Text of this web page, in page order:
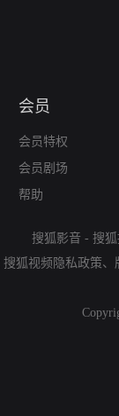
会员
会员特权
会员剧场
帮助
搜狐影音 - 搜
搜狐视频隐私政策、